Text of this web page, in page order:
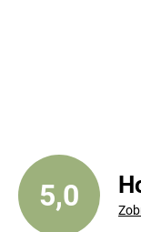
5,0